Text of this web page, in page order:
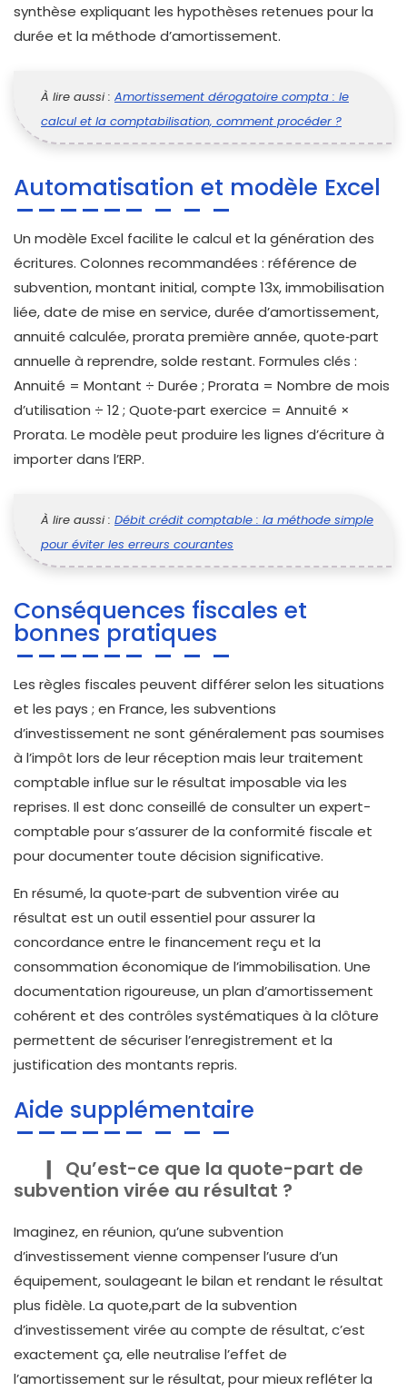
synthèse expliquant les hypothèses retenues pour la
durée et la méthode d’amortissement.
À lire aussi : Amortissement dérogatoire compta : le
calcul et la comptabilisation, comment procéder ?
Automatisation et modèle Excel
Un modèle Excel facilite le calcul et la génération des
écritures. Colonnes recommandées : référence de
subvention, montant initial, compte 13x, immobilisation
liée, date de mise en service, durée d’amortissement,
annuité calculée, prorata première année, quote‑part
annuelle à reprendre, solde restant. Formules clés :
Annuité = Montant ÷ Durée ; Prorata = Nombre de mois
d’utilisation ÷ 12 ; Quote‑part exercice = Annuité ×
Prorata. Le modèle peut produire les lignes d’écriture à
importer dans l’ERP.
À lire aussi : Débit crédit comptable : la méthode simple
pour éviter les erreurs courantes
Conséquences fiscales et
bonnes pratiques
Les règles fiscales peuvent différer selon les situations
et les pays ; en France, les subventions
d’investissement ne sont généralement pas soumises
à l’impôt lors de leur réception mais leur traitement
comptable influe sur le résultat imposable via les
reprises. Il est donc conseillé de consulter un expert-
comptable pour s’assurer de la conformité fiscale et
pour documenter toute décision significative.
En résumé, la quote‑part de subvention virée au
résultat est un outil essentiel pour assurer la
concordance entre le financement reçu et la
consommation économique de l’immobilisation. Une
documentation rigoureuse, un plan d’amortissement
cohérent et des contrôles systématiques à la clôture
permettent de sécuriser l’enregistrement et la
justification des montants repris.
Aide supplémentaire
Qu’est-ce que la quote-part de
subvention virée au résultat ?
Imaginez, en réunion, qu’une subvention
d’investissement vienne compenser l’usure d’un
équipement, soulageant le bilan et rendant le résultat
plus fidèle. La quote,part de la subvention
d’investissement virée au compte de résultat, c’est
exactement ça, elle neutralise l’effet de
l’amortissement sur le résultat, pour mieux refléter la